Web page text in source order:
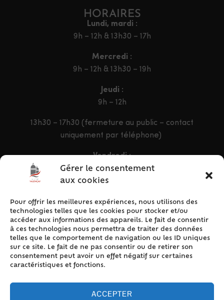
Gérer le consentement
aux cookies
Pour offrir les meilleures expériences, nous utilisons des
technologies telles que les cookies pour stocker et/ou
accéder aux informations des appareils. Le fait de consentir
à ces technologies nous permettra de traiter des données
telles que le comportement de navigation ou les ID uniques
sur ce site. Le fait de ne pas consentir ou de retirer son
consentement peut avoir un effet négatif sur certaines
caractéristiques et fonctions.
ACCEPTER
HORAIRES
Lundi, mardi :
9h – 12h & 13h30 – 17h
Mercredi :
9h – 12h & 13h30 – 19h
Jeudi :
9h – 12h
13h30 – 17h30 (fermeture au public – contact
uniquement par téléphone)
Vendredi :
9h – 12h & 13h30 – 16h30
ACCÈS RAPIDE
Accueil
Contact
Plan du site
Mentions légales
Politique de cookies (UE)